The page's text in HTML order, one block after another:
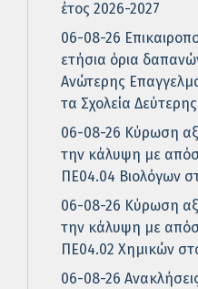
έτος 2026-2027
06-08-26
ετήσια όρια
Ανώτερης
τα Σχολεία
06-08-26 Κύρωση
την κάλυψη με
ΠΕ04.04 Βιολόγων
06-08-26 Κύρωση
την κάλυψη με
ΠΕ04.02 Χημικών στο
06-08-26